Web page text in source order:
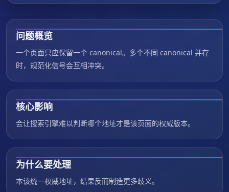
问题概览
一个页面只应保留一个 canonical。多个不同 canonical 并存
时，规范化信号会互相冲突。
核心影响
会让搜索引擎难以判断哪个地址才是该页面的权威版本。
为什么要处理
本该统一权威地址，结果反而制造更多歧义。